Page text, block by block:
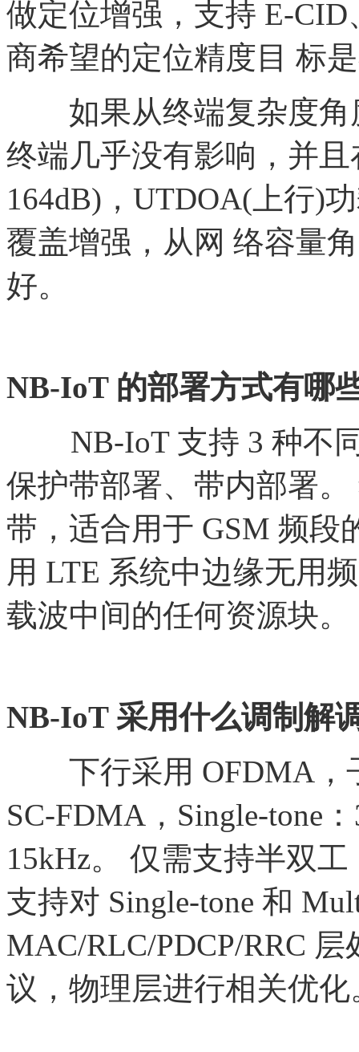
做定位增强，支持 E-
商希望的定位精度目 标
如果从终端复杂度角
终端几乎没有影响，并
164dB)，UTDOA(上行)
覆盖增强，从网 络容量
好。
NB-IoT 的部署方式有哪
NB-IoT 支持 3 种不同
保护带部署、带内部署
带，适合用于 GSM 频段
用 LTE 系统中边缘无用
载波中间的任何资源块。
NB-IoT 采用什么调制解
下行采用 OFDMA，
SC-FDMA，Single-tone
15kHz。 仅需支持半双
支持对 Single-tone 和
MAC/RLC/PDCP/RRC
议，物理层进行相关优化